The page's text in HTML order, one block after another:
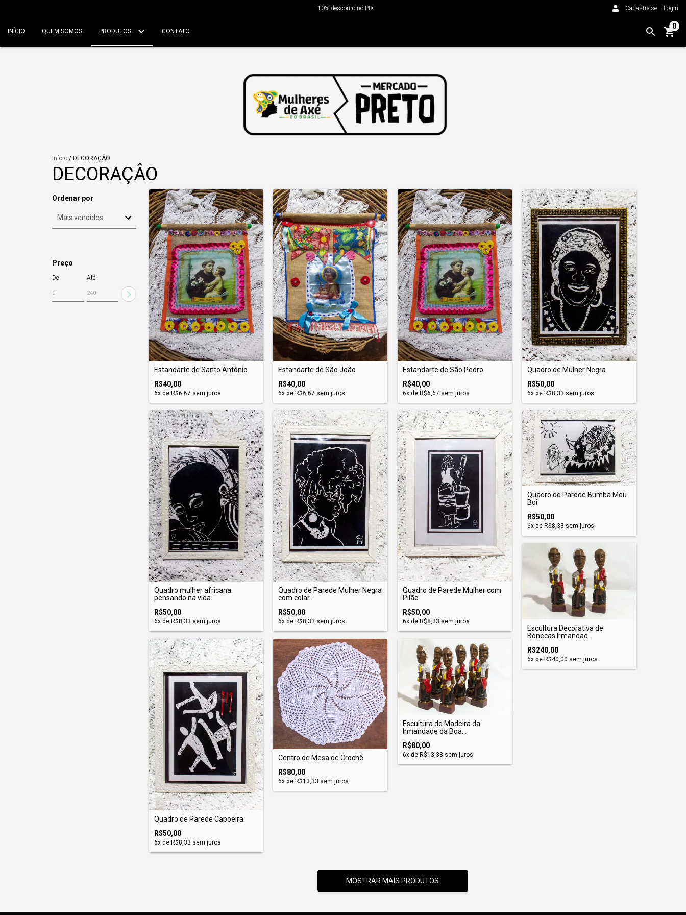
10% desconto no PIX Cadastre-se Login
INÍCIO QUEM SOMOS PRODUTOS CONTATO
0
Início / DECORAÇÂO
DECORAÇÂO
Ordenar por
Preço
De Até
Estandarte de Santo Antônio
R$40,00
6x de R$6,67 sem juros
Estandarte de São João
R$40,00
6x de R$6,67 sem juros
Estandarte de São Pedro
R$40,00
6x de R$6,67 sem juros
Quadro de Mulher Negra
R$50,00
6x de R$8,33 sem juros
Quadro mulher africana
pensando na vida
R$50,00
6x de R$8,33 sem juros
Quadro de Parede Mulher Negra
com colar...
R$50,00
6x de R$8,33 sem juros
Quadro de Parede Mulher com
Pilão
R$50,00
6x de R$8,33 sem juros
Quadro de Parede Bumba Meu
Boi
R$50,00
6x de R$8,33 sem juros
Quadro de Parede Capoeira
R$50,00
6x de R$8,33 sem juros
Centro de Mesa de Crochê
R$80,00
6x de R$13,33 sem juros
Escultura de Madeira da
Irmandade da Boa...
R$80,00
6x de R$13,33 sem juros
Escultura Decorativa de
Bonecas Irmandad...
R$240,00
6x de R$40,00 sem juros
MOSTRAR MAIS PRODUTOS